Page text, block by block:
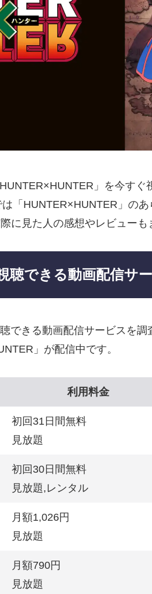
」を今すぐ
は「HUNTER×HUNTER」の
に見た人の感想やレビューも
聴できる動画配信サ
できる動画配信サービスを
」が配信中です。
利用料金
初回31日間無料
見放題
初回30日間無料
見放題,レンタル
月額1,026円
見放題
月額790円
見放題